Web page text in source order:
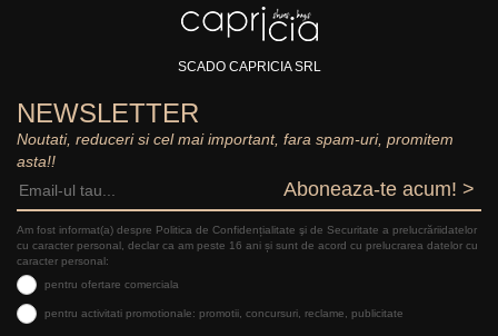
SCADO CAPRICIA SRL
NEWSLETTER
Noutati, reduceri si cel mai important, fara spam-uri, promitem
asta!!
Aboneaza-te acum! >
Am fost informat(a) despre Politica de Confidențialitate şi de Securitate a prelucrăriidatelor
cu caracter personal, declar ca am peste 16 ani și sunt de acord cu prelucrarea datelor cu
caracter personal:
pentru ofertare comerciala
pentru activitati promotionale: promotii, concursuri, reclame, publicitate